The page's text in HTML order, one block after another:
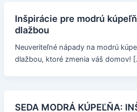
Inšpirácie pre modrú
dlažbou
Neuveriteľné nápady na modrú
dlažbou, ktoré zmenia váš domov!
SEDA MODRÁ KÚPEĽŇA: